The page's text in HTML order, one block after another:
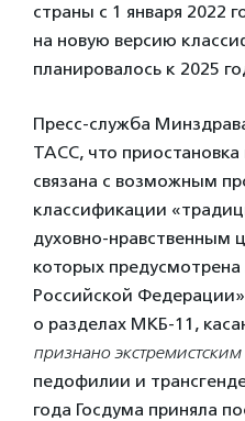
страны с 1 января 2022
на новую версию
планировалось к 2025
Пресс-служба
ТАСС, что
связана с возможным
классификации
духовно-нравственным
которых
Российской
о разделах МКБ-11,
признано
педофилии и
года Госдума приняла